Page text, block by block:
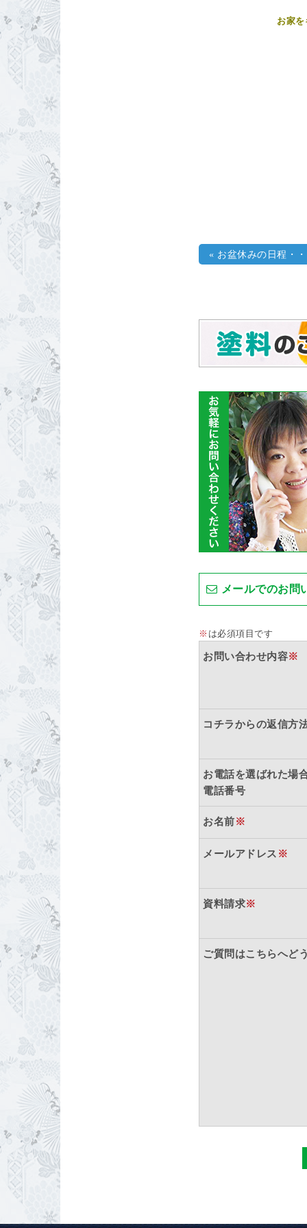
お家
« お盆休みの日程・
メールでのお問
※ は必須項目です
お問い合わせ内容※
コチラからの返信方
お電話を選ばれた場
電話番号
お名前※
メールアドレス ※
資料請求※
ご質問はこちらへど